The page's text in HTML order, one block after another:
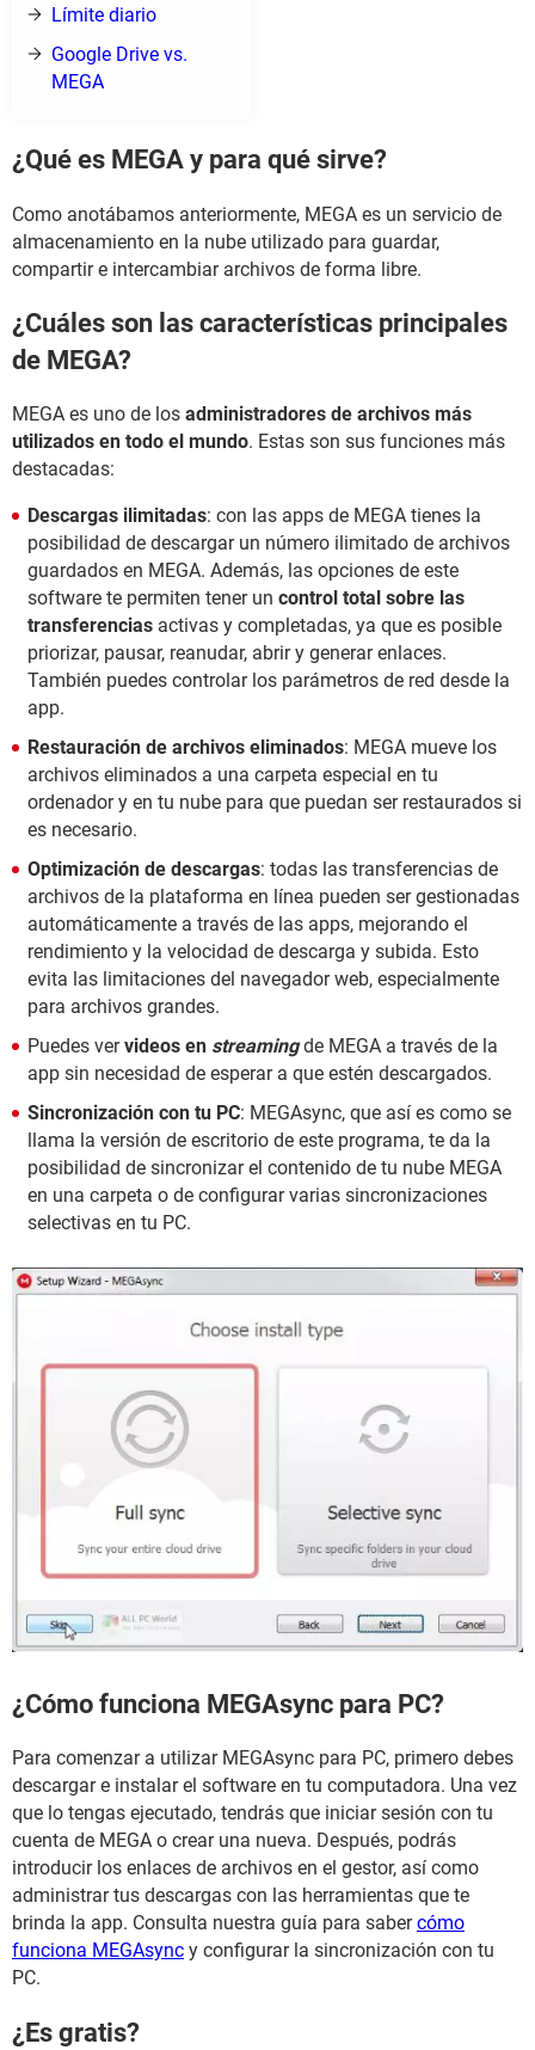
Límite diario
Google Drive vs.
MEGA
¿Qué es MEGA y para qué sirve?
Como anotábamos anteriormente, MEGA es un servicio de
almacenamiento en la nube utilizado para guardar,
compartir e intercambiar archivos de forma libre.
¿Cuáles son las características principales
de MEGA?
MEGA es uno de los administradores de archivos más
utilizados en todo el mundo. Estas son sus funciones más
destacadas:
Descargas ilimitadas: con las apps de MEGA tienes la
posibilidad de descargar un número ilimitado de archivos
guardados en MEGA. Además, las opciones de este
software te permiten tener un control total sobre las
transferencias activas y completadas, ya que es posible
priorizar, pausar, reanudar, abrir y generar enlaces.
También puedes controlar los parámetros de red desde la
app.
Restauración de archivos eliminados: MEGA mueve los
archivos eliminados a una carpeta especial en tu
ordenador y en tu nube para que puedan ser restaurados si
es necesario.
Optimización de descargas: todas las transferencias de
archivos de la plataforma en línea pueden ser gestionadas
automáticamente a través de las apps, mejorando el
rendimiento y la velocidad de descarga y subida. Esto
evita las limitaciones del navegador web, especialmente
para archivos grandes.
Puedes vervideos en streamingde MEGA a través de la
app sin necesidad de esperar a que estén descargados.
Sincronización con tu PC: MEGAsync, que así es como se
llama la versión de escritorio de este programa, te da la
posibilidad de sincronizar el contenido de tu nube MEGA
en una carpeta o de configurar varias sincronizaciones
selectivas en tu PC.
¿Cómo funciona MEGAsync para PC?
Para comenzar a utilizar MEGAsync para PC, primero debes
descargar e instalar el software en tu computadora. Una vez
que lo tengas ejecutado, tendrás que iniciar sesión con tu
cuenta de MEGA o crear una nueva. Después, podrás
introducir los enlaces de archivos en el gestor, así como
administrar tus descargas con las herramientas que te
brinda la app. Consulta nuestra guía para sabercómo
funciona MEGAsync y configurar la sincronización con tu
PC.
¿Es gratis?